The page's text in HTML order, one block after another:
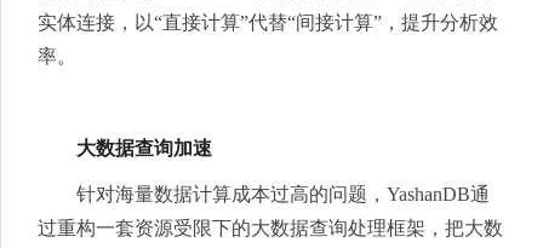
实体连接，以“直接计算”代替“间接计算”，提升分析效
率。
大数据查询加速
针对海量数据计算成本过高的问题，YashanDB通
过重构一套资源受限下的大数据查询处理框架，把大数